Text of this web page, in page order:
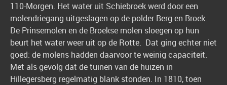
110-Morgen. Het water uit Schiebroek werd door een
molendriegang uitgeslagen op de polder Berg en Broek.
De Prinsemolen en de Broekse molen sloegen op hun
beurt het water weer uit op de Rotte. Dat ging echter niet
goed: de molens hadden daarvoor te weinig capaciteit.
Met als gevolg dat de tuinen van de huizen in
Hillegersberg regelmatig blank stonden. In 1810, toen